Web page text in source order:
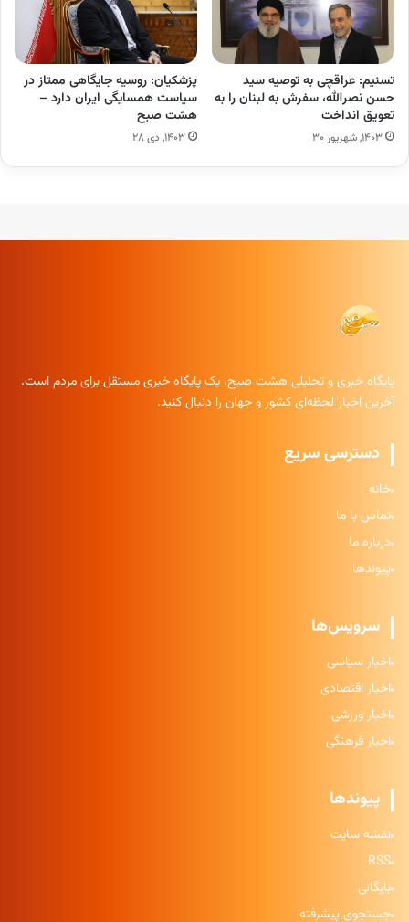
تسنیم: عراقچی به توصیه سید
حسن نصرالله، سفرش به لبنان را به
تعویق انداخت
۱۴۰۳, شهریور ۳۰
پزشکیان: روسیه جایگاهی ممتاز در
سیاست همسایگی ایران دارد –
هشت صبح
۱۴۰۳, دی ۲۸
پایگاه خبری و تحلیلی هشت صبح، یک پایگاه خبری مستقل برای مردم است.
آخرین اخبار لحظه‌ای کشور و جهان را دنبال کنید.
دسترسی سریع
خانه
تماس با ما
درباره ما
پیوندها
سرویس‌ها
اخبار سیاسی
اخبار اقتصادی
اخبار ورزشی
اخبار فرهنگی
پیوندها
نقشه سایت
RSS
بایگانی
جستجوی پیشرفته